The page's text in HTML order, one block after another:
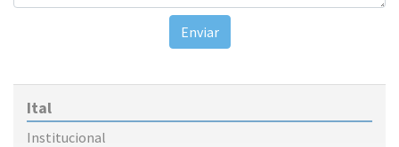
Enviar
Ital
Institucional